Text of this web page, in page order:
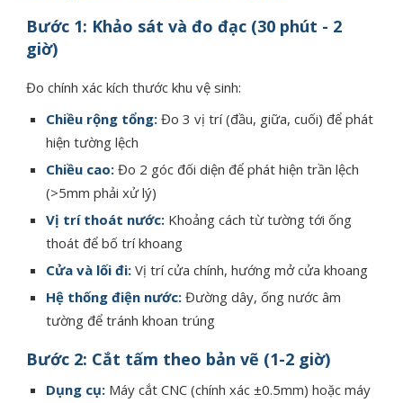
Bước 1: Khảo sát và đo đạc (30 phút - 2
giờ)
Đo chính xác kích thước khu vệ sinh:
Chiều rộng tổng: Đo 3 vị trí (đầu, giữa, cuối) để phát
hiện tường lệch
Chiều cao: Đo 2 góc đối diện để phát hiện trần lệch
(>5mm phải xử lý)
Vị trí thoát nước: Khoảng cách từ tường tới ống
thoát để bố trí khoang
Cửa và lối đi: Vị trí cửa chính, hướng mở cửa khoang
Hệ thống điện nước: Đường dây, ống nước âm
tường để tránh khoan trúng
Bước 2: Cắt tấm theo bản vẽ (1-2 giờ)
Dụng cụ: Máy cắt CNC (chính xác ±0.5mm) hoặc máy